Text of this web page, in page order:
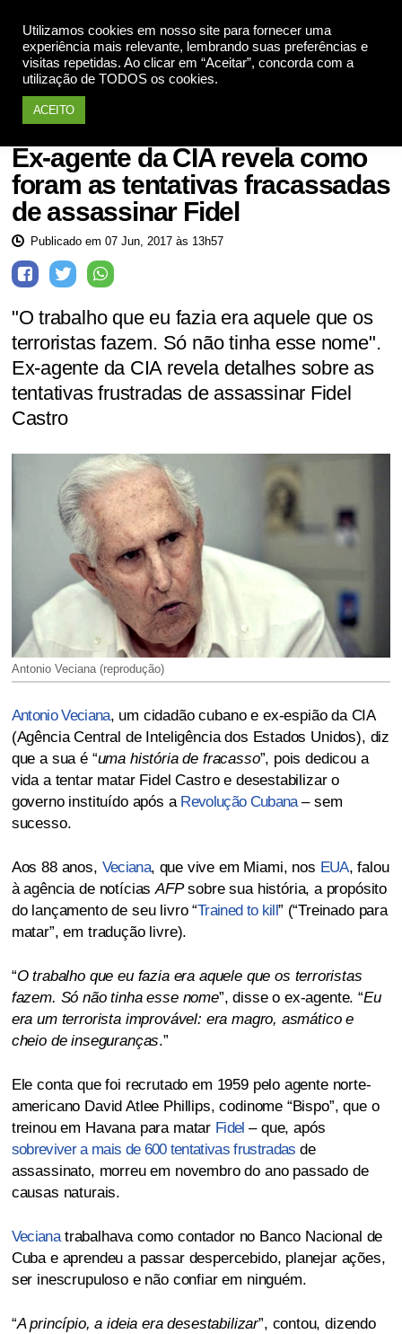
Utilizamos cookies em nosso site para fornecer uma
experiência mais relevante, lembrando suas preferências e
visitas repetidas. Ao clicar em “Aceitar”, concorda com a
utilização de TODOS os cookies.
ACEITO
Cuba
Ex-agente da CIA revela como
foram as tentativas fracassadas
de assassinar Fidel
Publicado em 07 Jun, 2017 às 13h57
"O trabalho que eu fazia era aquele que os
terroristas fazem. Só não tinha esse nome".
Ex-agente da CIA revela detalhes sobre as
tentativas frustradas de assassinar Fidel
Castro
Antonio Veciana (reprodução)
Antonio Veciana, um cidadão cubano e ex-espião da CIA
(Agência Central de Inteligência dos Estados Unidos), diz
que a sua é “uma história de fracasso”, pois dedicou a
vida a tentar matar Fidel Castro e desestabilizar o
governo instituído após a Revolução Cubana– sem
sucesso.
Aos 88 anos, Veciana, que vive em Miami, nos EUA, falou
à agência de notíciasAFPsobre sua história, a propósito
do lançamento de seu livro “Trained to kill ” (“Treinado para
matar”, em tradução livre).
“O trabalho que eu fazia era aquele que os terroristas
fazem. Só não tinha esse nome”, disse o ex-agente. “Eu
era um terrorista improvável: era magro, asmático e
cheio de inseguranças.”
Ele conta que foi recrutado em 1959 pelo agente norte-
americano David Atlee Phillips, codinome “Bispo”, que o
treinou em Havana para matar Fidel – que, após
sobreviver a mais de 600 tentativas frustradas de
assassinato, morreu em novembro do ano passado de
causas naturais.
Vecianatrabalhava como contador no Banco Nacional de
Cuba e aprendeu a passar despercebido, planejar ações,
ser inescrupuloso e não confiar em ninguém.
“A princípio, a ideia era desestabilizar”, contou, dizendo